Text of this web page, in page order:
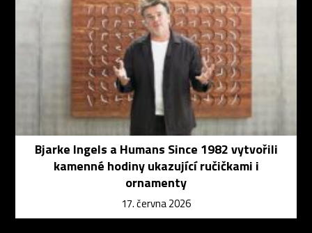
Bjarke Ingels a Humans Since 1982 vytvořili
kamenné hodiny ukazující ručičkami i
ornamenty
17. června 2026